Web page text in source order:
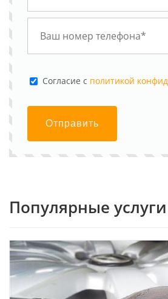
Cогласие с политикой
Отправить
Популярные услуги